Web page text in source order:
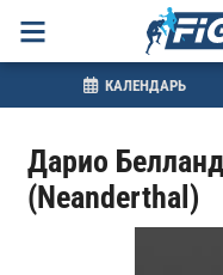
Дарио
(Neanderthal)
КАЛЕНДАРЬ